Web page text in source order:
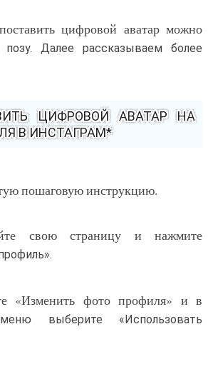
цифровой аватар можно
Далее рассказываем более
В ИНСТАГРАМ*
пошаговую инструкцию.
свою страницу и нажмите
«Изменить фото профиля» и в
выберите «Использовать